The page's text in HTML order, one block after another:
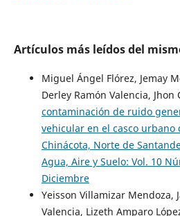
Artículos más leídos del
Miguel Ángel Flórez, Jemay
Derley Ramón Valencia, Jhon
contaminación de ruido
vehicular en el casco
Chinácota, Norte de
Agua, Aire y Suelo: Vol. 10
Diciembre
Yeisson Villamizar Mendoza,
Valencia, Lizeth Amparo